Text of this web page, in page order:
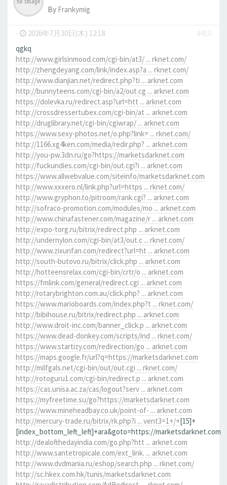
By Frankymig
- 2026年7月30日(木) 12:18
#410
qgkq
http://www.girlsinmood.com/cgi-bin/at3/ ... rknet.com/
http://zhengdeyang.com/link/index.asp?a ... rknet.com/
http://www.dianjian.net/redirect.php?ti ... arknet.com
http://bunnyteens.com/cgi-bin/a2/out.cg ... arknet.com
https://dolevka.ru/redirect.asp?url=htt ... arknet.com
http://crossdressertubex.com/cgi-bin/at ... arknet.com
http://druglibrary.net/cgi-bin/cgiwrap/ ... arknet.com
https://www.sexy-photos.net/o.php?link= ... rknet.com/
http://1166.xg4ken.com/media/redir.php? ... arknet.com
http://you-pw.3dn.ru/go?https://marketsdarknet.com
http://fuckundies.com/cgi-bin/out.cgi?i ... arknet.com
https://www.allwebvalue.com/siteinfo/marketsdarknet.com
http://www.xxxero.nl/link.php?url=https ... rknet.com/
http://www.gryphon.to/pitroom/rank.cgi? ... arknet.com
http://sofraco-promotion.com/modules/mo ... arknet.com
http://www.chinafastener.com/magazine/r ... arknet.com
http://expo-torg.ru/bitrix/redirect.php ... arknet.com
http://undernylon.com/cgi-bin/at3/out.c ... rknet.com/
http://www.zixunfan.com/redirect?url=ht ... arknet.com
http://south-butovo.ru/bitrix/click.php ... arknet.com
http://hotteensrelax.com/cgi-bin/crtr/o ... arknet.com
https://fmlink.com/general/redirect.cgi ... arknet.com
http://rotarybrighton.com.au/click.php? ... arknet.com
https://www.marioboards.com/index.php?t ... rknet.com/
http://bibihouse.ru/bitrix/redirect.php ... arknet.com
http://www.droit-inc.com/banner_click.p ... arknet.com
https://www.dead-donkey.com/scripts/ind ... rknet.com/
https://www.startizy.com/redirection/go ... arknet.com
https://maps.google.fr/url?q=https://marketsdarknet.com
http://milfgals.net/cgi-bin/out/out.cgi ... rknet.com/
http://rotoguru1.com/cgi-bin/redirect.p ... arknet.com
https://cas.unisa.ac.za/cas/logout?serv ... arknet.com
https://myfreetime.su/go?https://marketsdarknet.com
https://www.mineheadbay.co.uk/point-of- ... arknet.com
http://mercury-trade.ru/bitrix/rk.php?i ... vent3=1+/+[15]+
[index_bottom_left_left]+ara&goto=https://marketsdarknet.com
http://dealofthedayindia.com/go.php?htt ... arknet.com
http://www.santetropicale.com/ext_link. ... arknet.com
http://www.dvdmania.ru/eshop/search.php ... rknet.com/
http://sc.hkex.com.hk/tunis/marketsdarknet.com